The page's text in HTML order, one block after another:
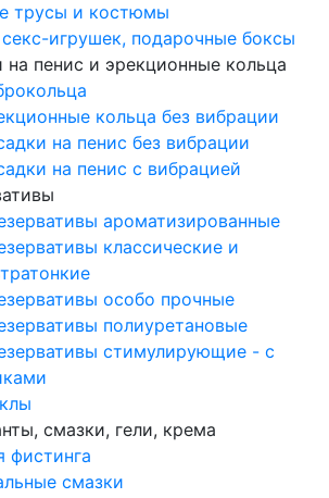
трусы и костюмы
игрушек, подарочные боксы
на пенис и эрекционные кольца
кольца без вибрации
на пенис без вибрации
на пенис с вибрацией
ароматизированные
классические и
особо прочные
полиуретановые
стимулирующие - с
смазки, гели, крема
фистинга
смазки